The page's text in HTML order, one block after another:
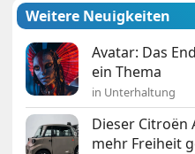
Weitere Neuigkeiten
Avatar: Das
ein Thema
in Unterhaltung
Dieser Citroën
mehr Freiheit